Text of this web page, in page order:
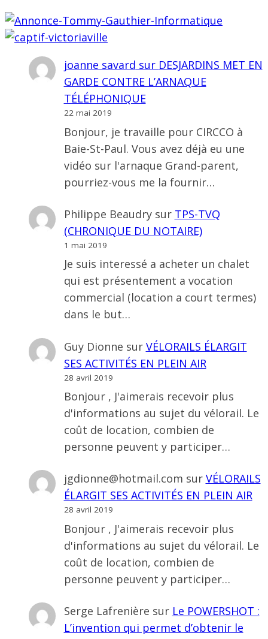
joanne savard sur DESJARDINS MET EN
GARDE CONTRE L’ARNAQUE
TÉLÉPHONIQUE
22 mai 2019
Bonjour, je travaille pour CIRCCO à
Baie-St-Paul. Vous avez déjà eu une
vidéo sur l'arnaque Grand-parent,
pourriez-vous me la fournir…
Philippe Beaudrysur TPS-TVQ
(CHRONIQUE DU NOTAIRE)
1 mai 2019
Je suis interessé a acheter un chalet
qui est présentement a vocation
commercial (location a court termes)
dans le but…
Guy Dionne sur VÉLORAILS ÉLARGIT
SES ACTIVITÉS EN PLEIN AIR
28 avril 2019
Bonjour , J'aimerais recevoir plus
d'informations au sujet du vélorail. Le
coût de location, combien de
personne peuvent y participer…
jgdionne@hotmail.com sur VÉLORAILS
ÉLARGIT SES ACTIVITÉS EN PLEIN AIR
28 avril 2019
Bonjour , J'aimerais recevoir plus
d'informations au sujet du vélorail. Le
coût de location, combien de
personne peuvent y participer…
Serge Lafrenière sur Le POWERSHOT :
L’invention qui permet d’obtenir le